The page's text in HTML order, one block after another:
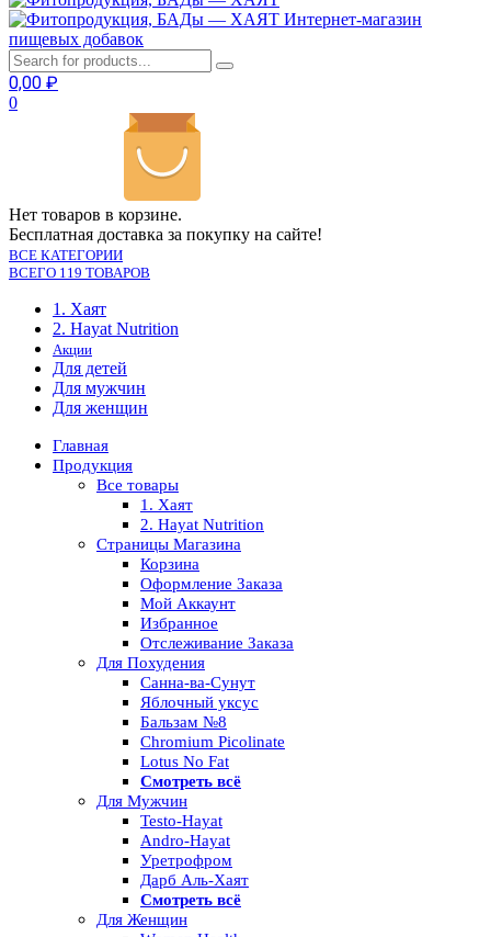
Интернет-магазин
пищевых добавок
0,00 ₽
0
Нет товаров в корзине.
Бесплатная доставка за покупку на сайте!
ВСЕ КАТЕГОРИИ
ВСЕГО 119 ТОВАРОВ
1. Хаят
2. Hayat Nutrition
Акции
Для детей
Для мужчин
Для женщин
Главная
Продукция
Все товары
1. Хаят
2. Hayat Nutrition
Страницы Магазина
Корзина
Оформление Заказа
Мой Аккаунт
Избранное
Отслеживание Заказа
Для Похудения
Санна-ва-Сунут
Яблочный уксус
Бальзам №8
Chromium Picolinate
Lotus No Fat
Смотреть всё
Для Мужчин
Testo-Hayat
Andro-Hayat
Уретрофром
Дарб Аль-Хаят
Смотреть всё
Для Женщин